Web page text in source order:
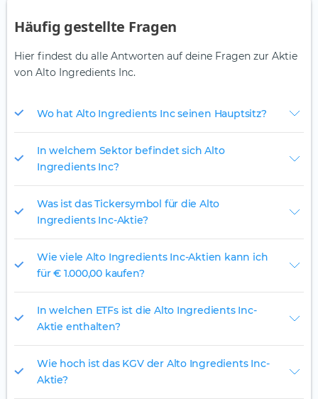
Häufig gestellte Fragen
Hier findest du alle Antworten auf deine Fragen zur Aktie
von Alto Ingredients Inc.
Wo hat Alto Ingredients Inc seinen Hauptsitz?
In welchem Sektor befindet sich Alto
Ingredients Inc?
Was ist das Tickersymbol für die Alto
Ingredients Inc-Aktie?
Wie viele Alto Ingredients Inc-Aktien kann ich
für € 1.000,00 kaufen?
In welchen ETFs ist die Alto Ingredients Inc-
Aktie enthalten?
Wie hoch ist das KGV der Alto Ingredients Inc-
Aktie?